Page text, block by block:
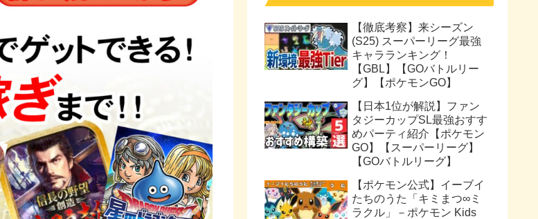
【徹底考察】来シーズン
(S25) スーパーリーグ最強
キャラランキング！
【GBL】【GOバトルリー
グ】【ポケモンGO】
【日本1位が解説】ファン
タジーカップSL最強おすす
めパーティ紹介【ポケモン
GO】【スーパーリーグ】
【GOバトルリーグ】
【ポケモン公式】イーブイ
たちのうた「キミまつ∞ミ
ラクル」－ポケモン Kids